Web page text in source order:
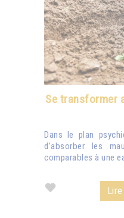
Se transformer
Dans le plan
d’absorber les
comparables à une